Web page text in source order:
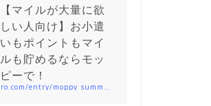
【マイルが大量に欲
しい人向け】お小遣
いもポイントもマイ
ルも貯めるならモッ
ピーで！
https://www.goutaro.com/entry/moppy_summary201912